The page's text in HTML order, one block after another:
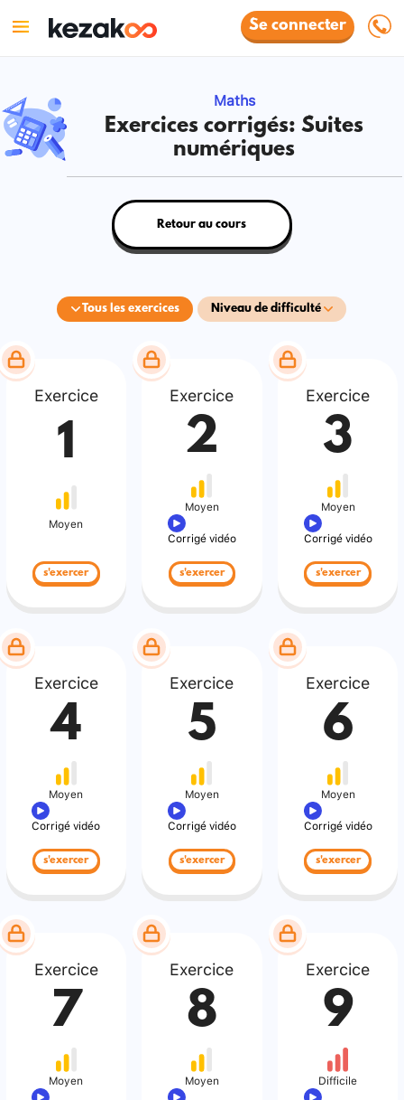
Se connecter
Maths
Exercices corrigés: Suites
numériques
Tous les exercices Niveau de difficulté
Retour au cours
Exercice
1
Moyen
s'exercer
Exercice
2
Moyen
Corrigé vidéo
s'exercer
Exercice
3
Moyen
Corrigé vidéo
s'exercer
Exercice
4
Moyen
Corrigé vidéo
s'exercer
Exercice
5
Moyen
Corrigé vidéo
s'exercer
Exercice
6
Moyen
Corrigé vidéo
s'exercer
Exercice
7
Moyen
Exercice
8
Moyen
Exercice
9
Difficile